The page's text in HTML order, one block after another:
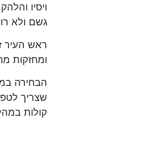
ויסיו
גשם ולא
ראש העיר
ומחזקות
הבחירה
קולות